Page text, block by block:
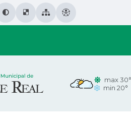
max 30°
min 20°